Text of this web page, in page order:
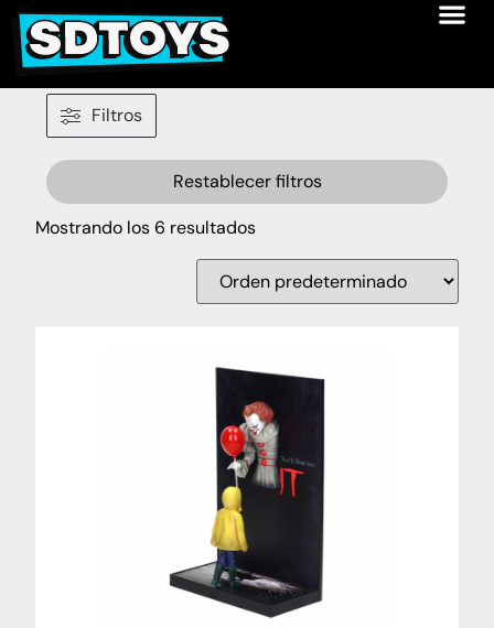
Filtros
Restablecer filtros
Mostrando los 6 resultados